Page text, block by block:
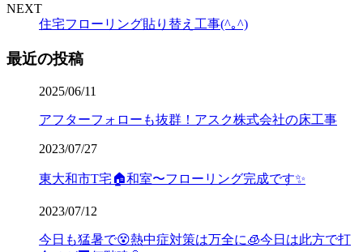
NEXT
住宅フローリング貼り替え工事(^｡^)
最近の投稿
2025/06/11
アフターフォローも抜群！アスク株式会社の床工事
2023/07/27
東大和市T宅🏠和室〜フローリング完成です✨
2023/07/12
今日も猛暑で😵熱中症対策は万全に🧊今日は此方で打